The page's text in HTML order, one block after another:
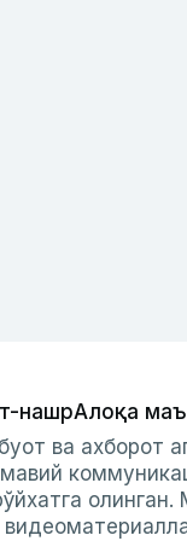
нашрАлоқа
ва ахборот